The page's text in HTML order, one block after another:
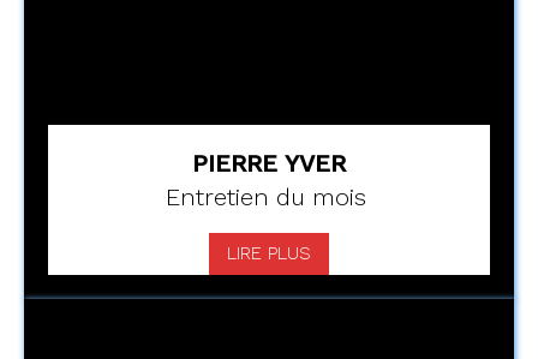
PIERRE YVER
Entretien du mois
LIRE PLUS